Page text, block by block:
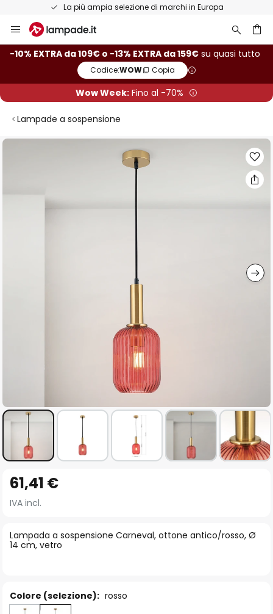
La più ampia selezione di marchi in Europa
Salta
al
contenuto
-10% EXTRA da 109€ o -13% EXTRA da 159€ su quasi tutto
Codice:WOW Copia
Wow Week: Fino al -70%
Lampade a sospensione
Vai
all'inizio
della
immagini
Lampada a sospensione Carneval, ottone antico/rosso, Ø
14 cm, vetro
61,41 €
IVA incl.
Colore (selezione): rosso